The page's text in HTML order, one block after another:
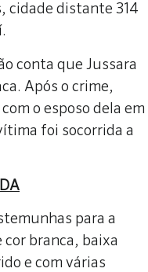
cidade distante 314
conta que Jussara
Após o crime,
o esposo dela em
foi socorrida a
para a
branca, baixa
e com várias